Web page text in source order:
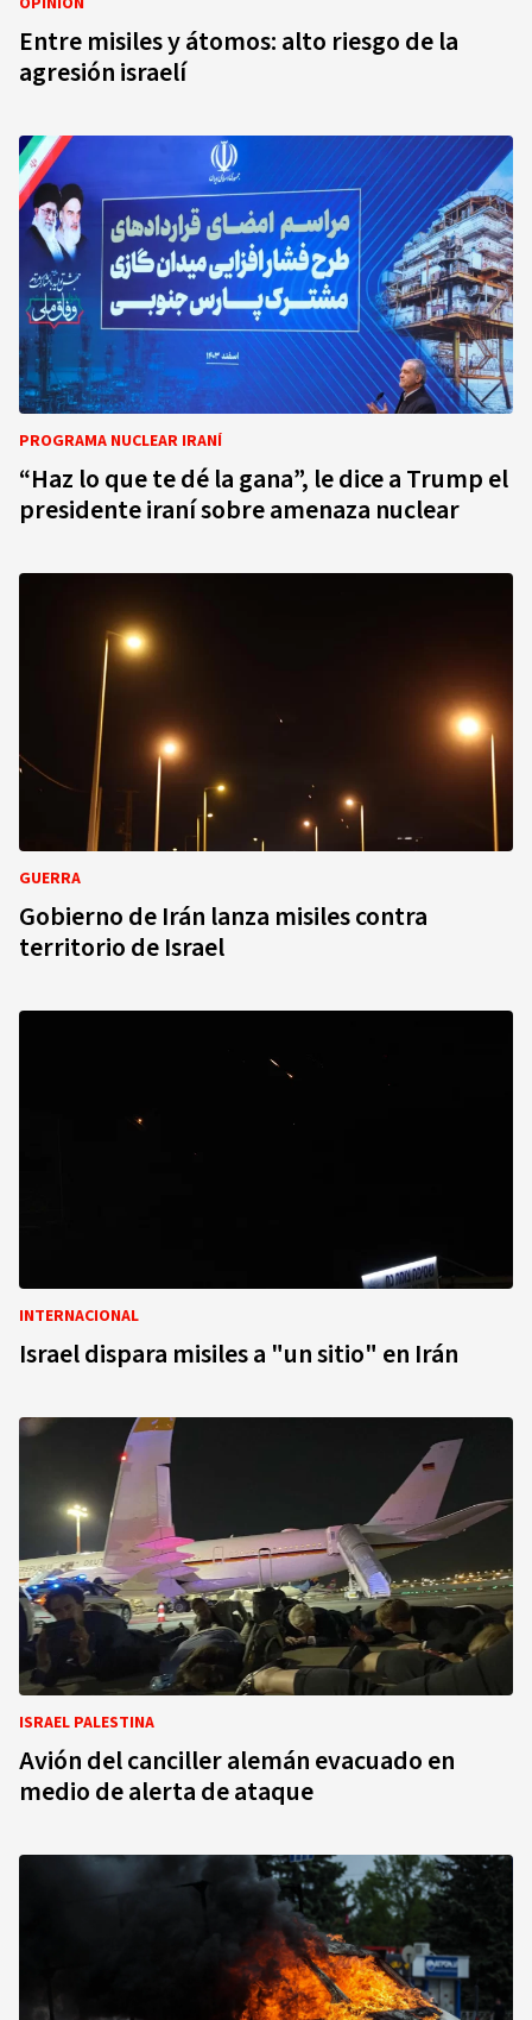
Entre misiles y átomos: alto riesgo de la
agresión israelí
PROGRAMA NUCLEAR IRANÍ
“Haz lo que te dé la gana”, le dice a Trump el
presidente iraní sobre amenaza nuclear
GUERRA
Gobierno de Irán lanza misiles contra
territorio de Israel
INTERNACIONAL
Israel dispara misiles a "un sitio" en Irán
ISRAEL PALESTINA
Avión del canciller alemán evacuado en
medio de alerta de ataque